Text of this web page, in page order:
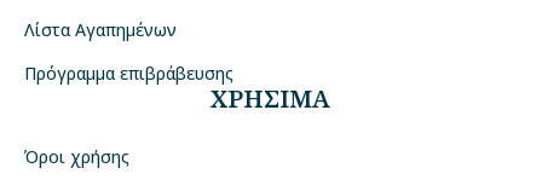
Λίστα Αγαπημένων
Πρόγραμμα επιβράβευσης
ΧΡΗΣΙΜΑ
Όροι χρήσης